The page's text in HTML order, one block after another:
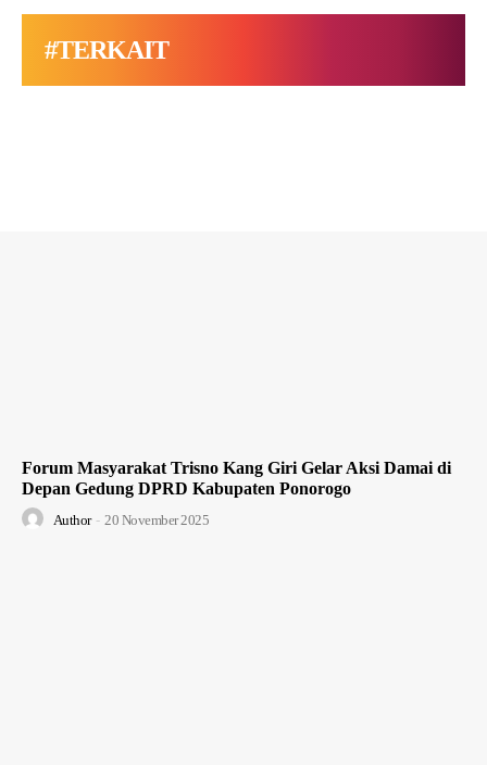
#TERKAIT
Forum Masyarakat Trisno Kang Giri Gelar Aksi Damai di
Depan Gedung DPRD Kabupaten Ponorogo
Author - 20 November 2025